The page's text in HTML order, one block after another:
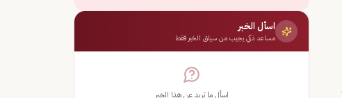
اسأل الخبر
مساعد ذكي يجيب من سياق الخبر فقط
اسأل ما تريد عن هذا الخبر